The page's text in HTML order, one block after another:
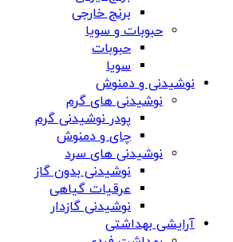
برنج خارجی
حبوبات و سویا
حبوبات
سویا
نوشیدنی و دمنوش
نوشیدنی های گرم
پودر نوشیدنی گرم
چای و دمنوش
نوشیدنی های سرد
نوشیدنی بدون گاز
عرقیات گیاهی
نوشیدنی گازدار
آرایشی بهداشتی